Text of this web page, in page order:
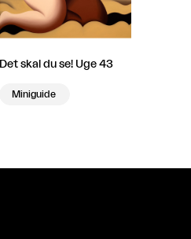
Det skal du se! Uge 43
Miniguide